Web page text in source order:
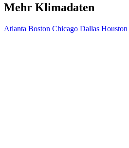
Mehr Klimadaten
Atlanta Boston Chicago Dallas Houston